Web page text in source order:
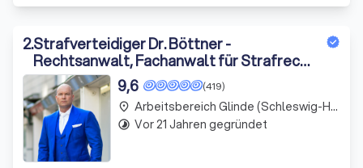
2.Strafverteidiger Dr. Böttner -
Rechtsanwalt, Fachanwalt für Strafrecht
Hamburg
(419)
9,6
place Arbeitsbereich Glinde (Schleswig-Holstein)
timelapse Vor 21 Jahren gegründet